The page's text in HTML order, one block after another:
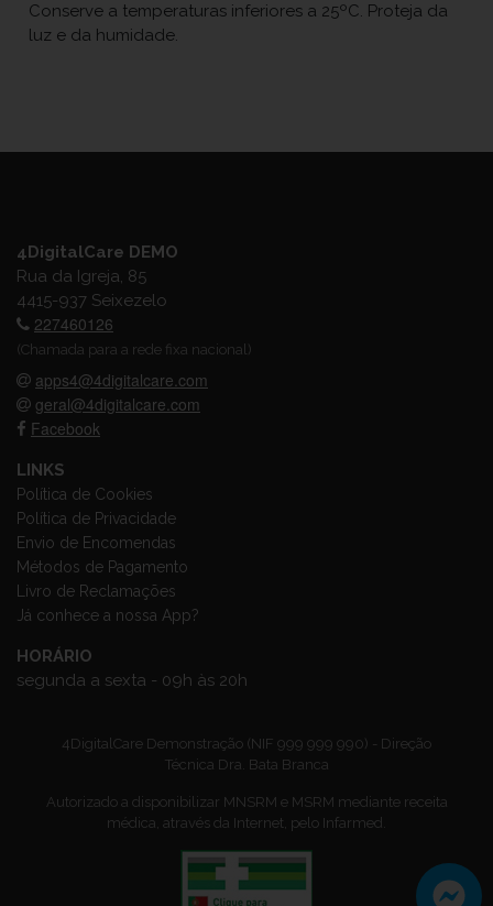
Conserve a temperaturas inferiores a 25ºC. Proteja da
luz e da humidade.
4DigitalCare DEMO
Rua da Igreja, 85
4415-937 Seixezelo
227460126
(Chamada para a rede fixa nacional)
apps4@4digitalcare.com
geral@4digitalcare.com
Facebook
LINKS
Política de Cookies
Política de Privacidade
Envio de Encomendas
Métodos de Pagamento
Livro de Reclamações
Já conhece a nossa App?
HORÁRIO
segunda a sexta - 09h às 20h
4DigitalCare Demonstração (NIF 999 999 990) - Direção
Técnica Dra. Bata Branca
Autorizado a disponibilizar MNSRM e MSRM mediante receita
médica, através da Internet, pelo Infarmed.